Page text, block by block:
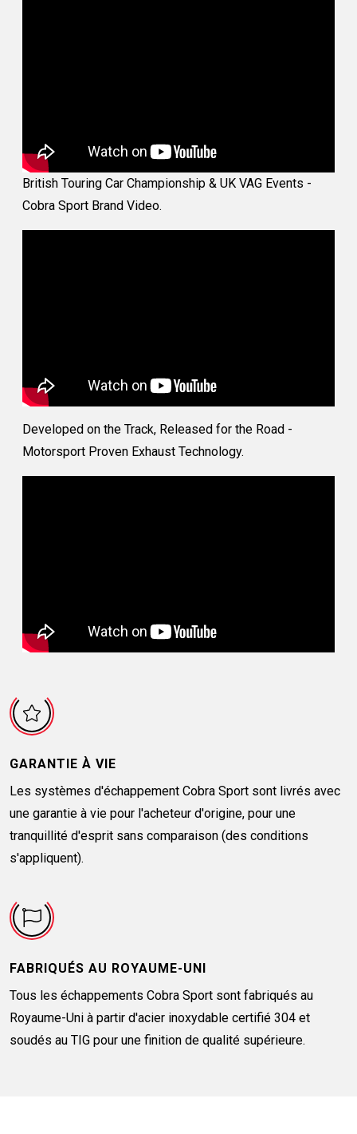
British Touring Car Championship & UK VAG Events -
Cobra Sport Brand Video.
Developed on the Track, Released for the Road -
Motorsport Proven Exhaust Technology.
GARANTIE À VIE
Les systèmes d'échappement Cobra Sport sont livrés avec
une garantie à vie pour l'acheteur d'origine, pour une
tranquillité d'esprit sans comparaison (des conditions
s'appliquent).
FABRIQUÉS AU ROYAUME-UNI
Tous les échappements Cobra Sport sont fabriqués au
Royaume-Uni à partir d'acier inoxydable certifié 304 et
soudés au TIG pour une finition de qualité supérieure.